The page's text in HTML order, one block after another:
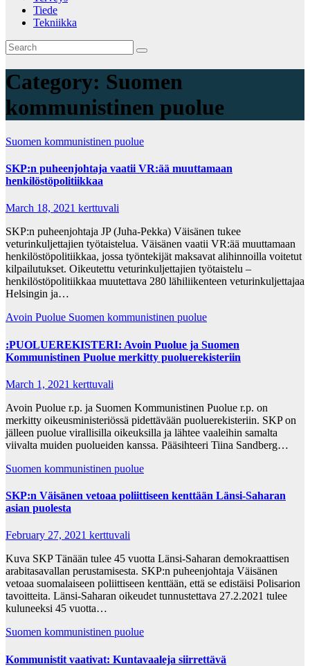
Tiede
Tekniikka
Category: Suomen
kommunistinen puolue
Suomen kommunistinen puolue
SKP:n puheenjohtaja vaatii VR:ää muuttamaan
henkilöstöpolitiikkaa
March 18, 2021 kerttuvali
SKP:n puheenjohtaja JP (Juha-Pekka) Väisänen tukee
veturinkuljettajien työtaistelua. Väisänen vaatii VR:ää muuttamaan
henkilöstöpolitiikkaa, jossa työntekijät maksavat alihinnoilla voitetut
kilpailutukset. Oikeutettu veturinkuljettajien työtaistelu –
henkilöstöpolitiikkaa muutettava 280 lähiliikenteen veturinkuljettajaa
Helsingin ja…
Avoin Puolue Suomen kommunistinen puolue
:PUOLUEREKISTERI: Avoin Puolue ja Suomen
Kommunistinen Puolue merkitty puoluerekisteriin
March 1, 2021 kerttuvali
Avoin Puolue r.p. ja Suomen Kommunistinen Puolue r.p. on
merkitty oikeusministeriössä pidettävään puoluerekisteriin. SKP on
jälleen puolue virallisilla oikeuksilla ja lähtee vaaleihin samalta
viivalta muiden puolueiden kanssa. Pääsihteeri Tiina Sandberg…
Suomen kommunistinen puolue
SKP:n Väisänen vetoaa poliittiseen kenttään Länsi-Saharan
asian puolesta
February 27, 2021 kerttuvali
Kuva SKP Tänään tulee 45 vuotta Länsi-Saharan demokraattisen
arabitasavallan perustamisesta. SKP:n puheenjohtaja Väisänen
vetoaa suomalaiseen poliittiseen kenttään, että se edistäisi Polisarion
tavoitteita. Länsi-Saharan oikeudet tunnustettava 27.2.2021 tulee
kuluneeksi 45 vuotta…
Suomen kommunistinen puolue
Kommunistit vaativat: Kuntavaaleja siirrettävä